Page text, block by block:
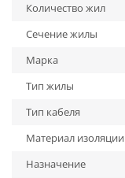
Количество жил
Сечение жилы
Марка
Тип жилы
Тип кабеля
Материал изоляции
Назначение